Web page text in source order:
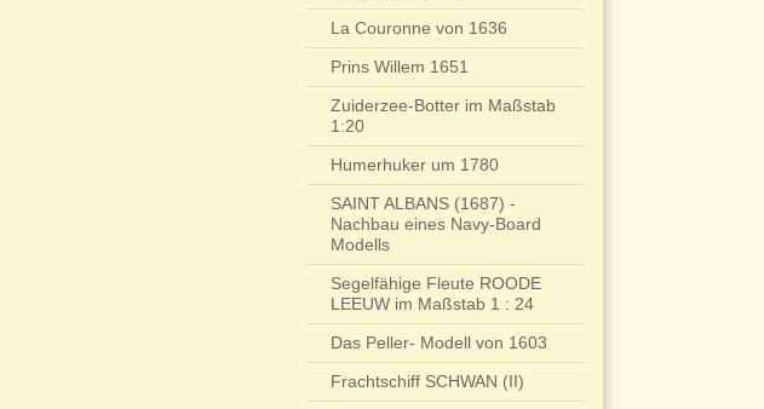
La Couronne von 1636
Prins Willem 1651
Zuiderzee-Botter im Maßstab
1:20
Humerhuker um 1780
SAINT ALBANS (1687) -
Nachbau eines Navy-Board
Modells
Segelfähige Fleute ROODE
LEEUW im Maßstab 1 : 24
Das Peller- Modell von 1603
Frachtschiff SCHWAN (II)